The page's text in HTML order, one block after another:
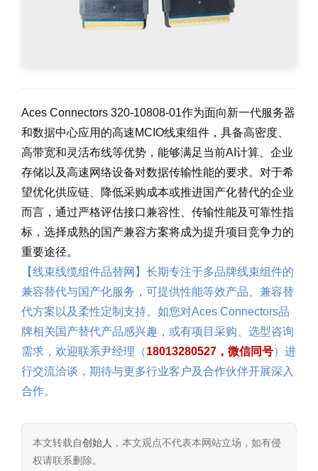
Aces Connectors 320-10808-01作为面向新一代服务器
和数据中心应用的高速MCIO线束组件，具备高密度、
高带宽和灵活布线等优势，能够满足当前AI计算、企业
存储以及高速网络设备对数据传输性能的要求。对于希
望优化供应链、降低采购成本或推进国产化替代的企业
而言，通过严格评估接口兼容性、传输性能及可靠性指
标，选择成熟的国产兼容方案将成为提升项目竞争力的
重要途径。
【线束线缆组件品替网】长期专注于多品牌线束组件的
兼容替代与国产化服务，可提供性能等效产品、兼容替
代方案以及柔性定制支持。如您对Aces Connectors品
牌相关国产替代产品感兴趣，或有项目采购、选型咨询
需求，欢迎联系尹经理（18013280527，微信同号）进
行交流洽谈，期待与更多行业客户及合作伙伴开展深入
合作。
本文转载自创始人 ，本文观点不代表本网站立场，如有侵
权请联系删除。